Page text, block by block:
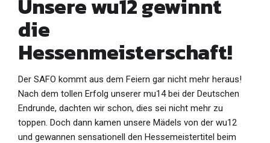
Unsere wu12 gewinnt
die
Hessenmeisterschaft!
Der SAFO kommt aus dem Feiern gar nicht mehr heraus!
Nach dem tollen Erfolg unserer mu14 bei der Deutschen
Endrunde, dachten wir schon, dies sei nicht mehr zu
toppen. Doch dann kamen unsere Mädels von der wu12
und gewannen sensationell den Hessemeistertitel beim